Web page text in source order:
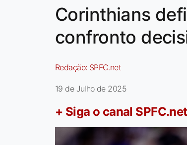
Corinthians
confronto
Redação: SPFC.net
19 de Julho de 2025
+ Siga o canal